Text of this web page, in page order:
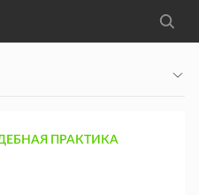
ПРАКТИКА